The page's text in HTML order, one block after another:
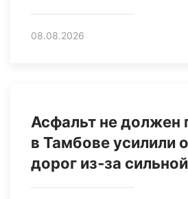
08.08.2026
Асфальт не должен
в Тамбове усилили
дорог из‑за